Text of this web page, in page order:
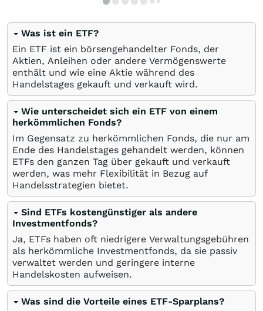
Was ist ein ETF?
Ein ETF ist ein börsengehandelter Fonds, der
Aktien, Anleihen oder andere Vermögenswerte
enthält und wie eine Aktie während des
Handelstages gekauft und verkauft wird.
Wie unterscheidet sich ein ETF von einem
herkömmlichen Fonds?
Im Gegensatz zu herkömmlichen Fonds, die nur am
Ende des Handelstages gehandelt werden, können
ETFs den ganzen Tag über gekauft und verkauft
werden, was mehr Flexibilität in Bezug auf
Handelsstrategien bietet.
Sind ETFs kostengünstiger als andere
Investmentfonds?
Ja, ETFs haben oft niedrigere Verwaltungsgebühren
als herkömmliche Investmentfonds, da sie passiv
verwaltet werden und geringere interne
Handelskosten aufweisen.
Was sind die Vorteile eines ETF-Sparplans?